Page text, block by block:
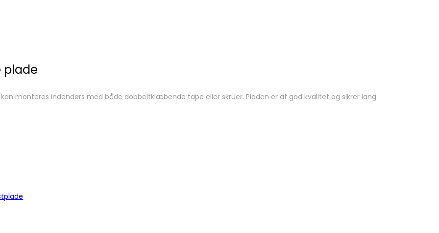
plade
monteres indendørs med både dobbeltklæbende tape eller skruer. Pladen er af god kvalitet og sikrer lang